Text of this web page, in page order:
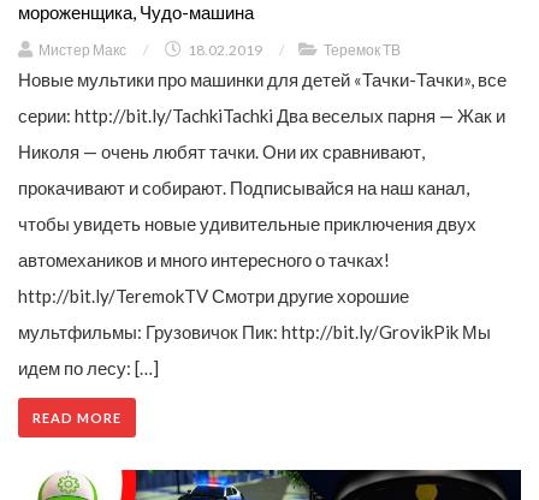
мороженщика, Чудо-машина
Мистер Макс / 18.02.2019 / Теремок ТВ
Новые мультики про машинки для детей «Тачки-Тачки», все
серии: http://bit.ly/TachkiTachki Два веселых парня — Жак и
Николя — очень любят тачки. Они их сравнивают,
прокачивают и собирают. Подписывайся на наш канал,
чтобы увидеть новые удивительные приключения двух
автомехаников и много интересного о тачках!
http://bit.ly/TeremokTV Смотри другие хорошие
мультфильмы: Грузовичок Пик: http://bit.ly/GrovikPik Мы
идем по лесу: […]
READ MORE